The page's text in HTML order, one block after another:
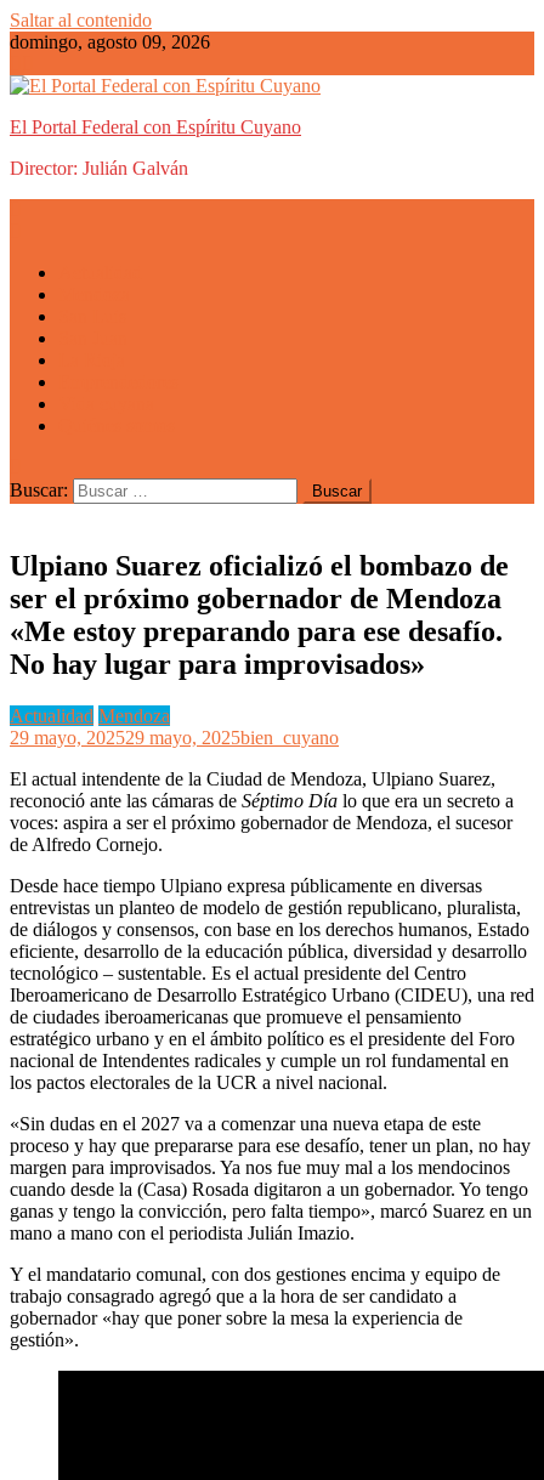
Saltar al contenido
domingo, agosto 09, 2026
El Portal Federal con Espíritu Cuyano
Director: Julián Galván
Buscar:
Ulpiano Suarez oficializó el bombazo de
ser el próximo gobernador de Mendoza
«Me estoy preparando para ese desafío.
No hay lugar para improvisados»
Actualidad Mendoza
29 mayo, 202529 mayo, 2025bien_cuyano
El actual intendente de la Ciudad de Mendoza, Ulpiano Suarez,
reconoció ante las cámaras de Séptimo Día lo que era un secreto a
voces: aspira a ser el próximo gobernador de Mendoza, el sucesor
de Alfredo Cornejo.
Desde hace tiempo Ulpiano expresa públicamente en diversas
entrevistas un planteo de modelo de gestión republicano, pluralista,
de diálogos y consensos, con base en los derechos humanos, Estado
eficiente, desarrollo de la educación pública, diversidad y desarrollo
tecnológico – sustentable. Es el actual presidente del Centro
Iberoamericano de Desarrollo Estratégico Urbano (CIDEU), una red
de ciudades iberoamericanas que promueve el pensamiento
estratégico urbano y en el ámbito político es el presidente del Foro
nacional de Intendentes radicales y cumple un rol fundamental en
los pactos electorales de la UCR a nivel nacional.
«Sin dudas en el 2027 va a comenzar una nueva etapa de este
proceso y hay que prepararse para ese desafío, tener un plan, no hay
margen para improvisados. Ya nos fue muy mal a los mendocinos
cuando desde la (Casa) Rosada digitaron a un gobernador. Yo tengo
ganas y tengo la convicción, pero falta tiempo», marcó Suarez en un
mano a mano con el periodista Julián Imazio.
Y el mandatario comunal, con dos gestiones encima y equipo de
trabajo consagrado agregó que a la hora de ser candidato a
gobernador «hay que poner sobre la mesa la experiencia de
gestión».